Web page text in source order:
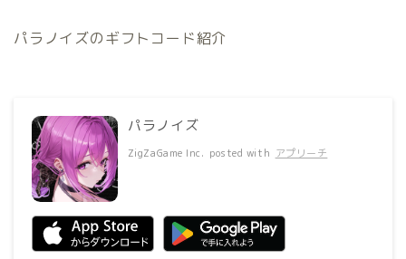
パラノイズのギフトコード紹介
パラノイズ
ZigZaGame Inc. posted with アプリーチ